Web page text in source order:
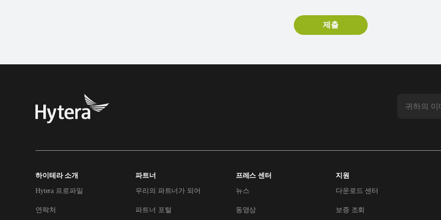
하이테라 소개
Hytera 프로파일
연락처
파트너
우리의 파트너가 되어
파트너 포털
프레스 센터
뉴스
동영상
지원
다운로드 센터
보증 조회